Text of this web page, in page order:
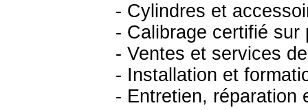
- Cylindres et
- Calibrage certifié sur
- Ventes et services
- Installation et
- Entretien, réparation